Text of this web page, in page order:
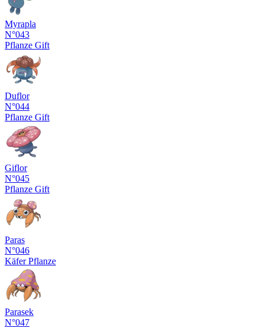
Myrapla
N°043
Pflanze Gift
Duflor
N°044
Pflanze Gift
Giflor
N°045
Pflanze Gift
Paras
N°046
KäferPflanze
Parasek
N°047